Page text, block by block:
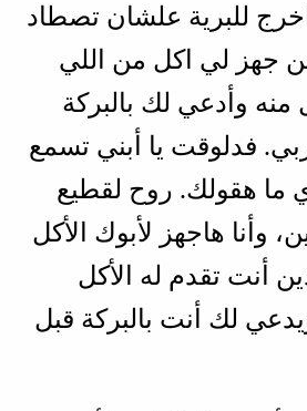
للبرية علشان تصطاد
جهز لي اكل من اللي
وأدعي لك بالبركة
فدلوقت يا أبني تسمع
ما هقولك. روح لقطيع
وأنا هاجهز لأبوك الأكل
أنت تقدم له الأكل
لك أنت بالبركة قبل